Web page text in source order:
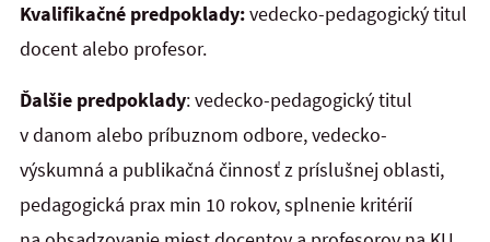
Kvalifikačné predpoklady:vedecko-pedagogický titul
docent alebo profesor.
Ďalšie predpoklady: vedecko-pedagogický titul
v danom alebo príbuznom odbore, vedecko-
výskumná a publikačná činnosť z príslušnej oblasti,
pedagogická prax min 10 rokov, splnenie kritérií